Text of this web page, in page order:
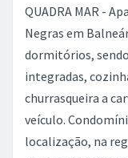
QUADRA MAR -
Negras em
dormitórios,
integradas,
churrasqueira a
veículo.
localização, na